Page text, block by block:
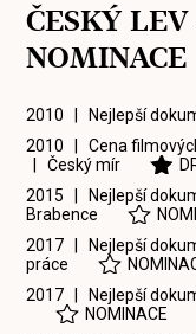
ČESKÝ
NOMINACE
2010 | Nejlepší
2010 | Cena
|Český mír
2015 | Nejlepší
Brabence
2017 | Nejlepší
práce
2017 | Nejlepší
NOMINACE